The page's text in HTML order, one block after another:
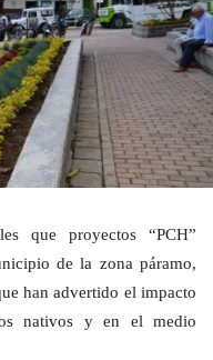
que proyectos “PCH”
de la zona páramo,
han advertido el impacto
nativos y en el medio